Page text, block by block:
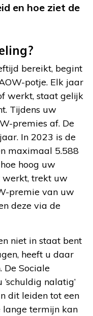
en hoe ziet de
bereikt, begint
potje. Elk jaar
werkt, staat gelijk
Tijdens uw
premies af. De
In 2023 is de
maximaal 5.588
hoog uw
werkt, trekt uw
premie van uw
deze via de
niet in staat bent
heeft u daar
De Sociale
nalatig’
dit leiden tot een
lange termijn kan